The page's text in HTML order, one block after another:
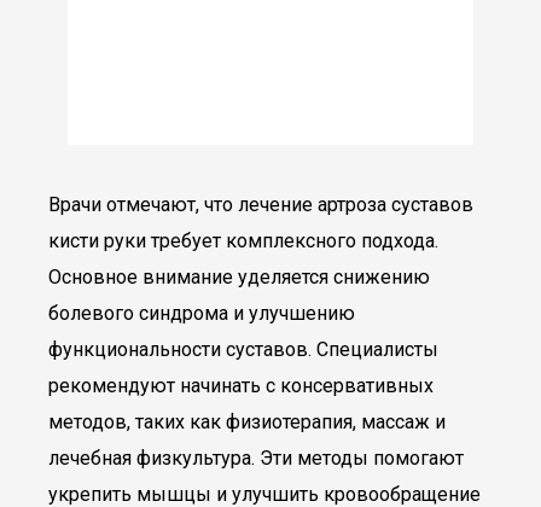
Врачи отмечают, что лечение артроза суставов
кисти руки требует комплексного подхода.
Основное внимание уделяется снижению
болевого синдрома и улучшению
функциональности суставов. Специалисты
рекомендуют начинать с консервативных
методов, таких как физиотерапия, массаж и
лечебная физкультура. Эти методы помогают
укрепить мышцы и улучшить кровообращение